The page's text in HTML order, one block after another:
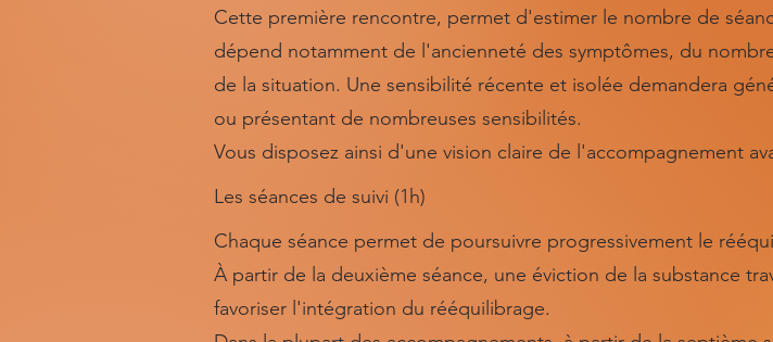
Cette première rencontre, permet d'estimer le nombre de
dépend notamment de l'ancienneté des symptômes, du
de la situation. Une sensibilité récente et isolée demandera
ou présentant de nombreuses sensibilités.
Vous disposez ainsi d'une vision claire de l'accompagnement
Les séances de suivi (1h)
Chaque séance permet de poursuivre progressivement le
À partir de la deuxième séance, une éviction de la substance
favoriser l'intégration du rééquilibrage.